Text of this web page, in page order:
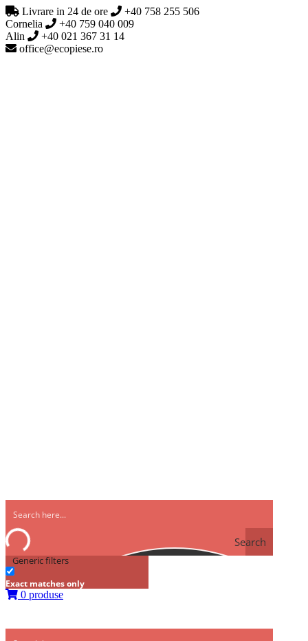
Livrare in 24 de ore
+40 758 255 506
Cornelia
+40 759 040 009
Alin
+40 021 367 31 14
office@ecopiese.ro
Search
Generic filters
Exact matches only
0 produse